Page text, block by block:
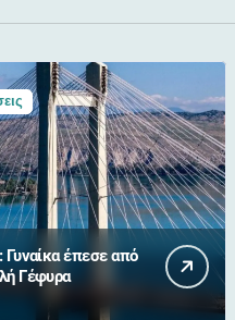
Γυναίκα έπεσε από
Γέφυρα